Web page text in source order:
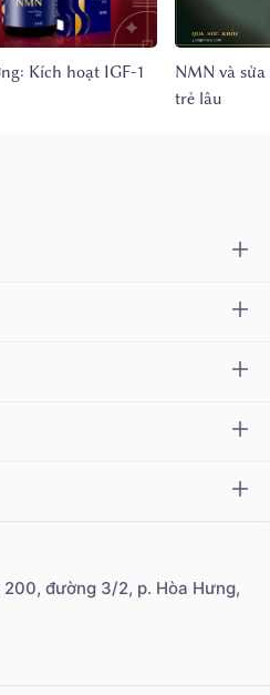
Kích hoạt IGF-1
NMN và sửa
trẻ lâu
đường 3/2, p. Hòa Hưng,